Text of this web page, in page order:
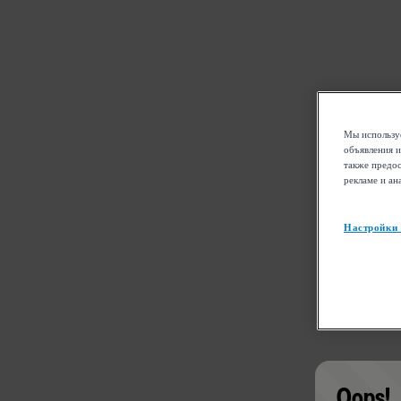
Мы
объявления
также
рекламе и